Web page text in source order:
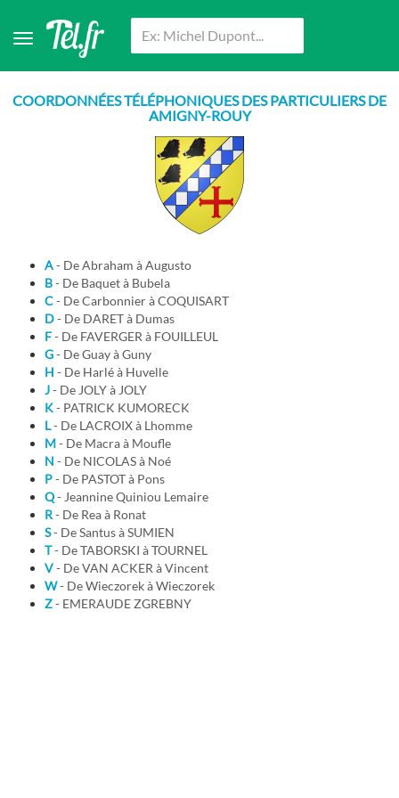
COORDONNÉES TÉLÉPHONIQUES DES PARTICULIERS DE
AMIGNY-ROUY
A
- De Abraham à Augusto
B
- De Baquet à Bubela
C
- De Carbonnier à COQUISART
D
- De DARET à Dumas
F
- De FAVERGER à FOUILLEUL
G
- De Guay à Guny
H
- De Harlé à Huvelle
J
- De JOLY à JOLY
K
- PATRICK KUMORECK
L
- De LACROIX à Lhomme
M
- De Macra à Moufle
N
- De NICOLAS à Noé
P
- De PASTOT à Pons
Q
- Jeannine Quiniou Lemaire
R
- De Rea à Ronat
S
- De Santus à SUMIEN
T
- De TABORSKI à TOURNEL
V
- De VAN ACKER à Vincent
W
- De Wieczorek à Wieczorek
Z
- EMERAUDE ZGREBNY